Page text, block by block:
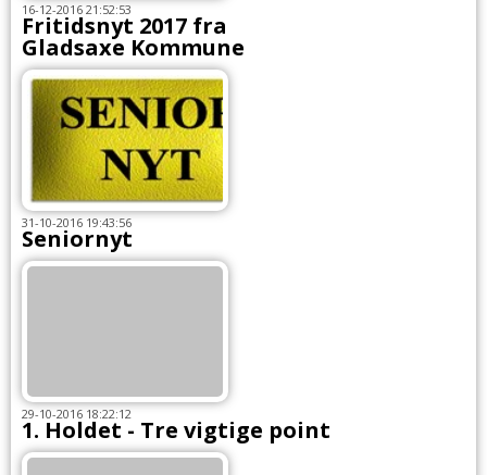
16-12-2016 21:52:53
Fritidsnyt 2017 fra
Gladsaxe Kommune
31-10-2016 19:43:56
Seniornyt
29-10-2016 18:22:12
1. Holdet - Tre vigtige point